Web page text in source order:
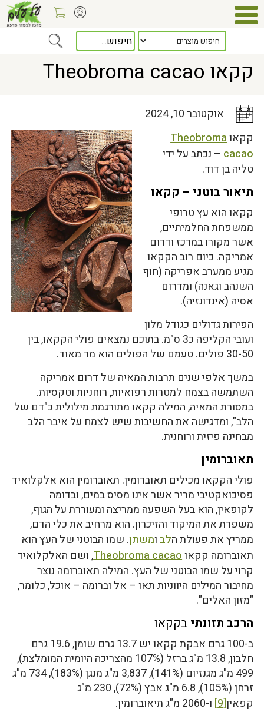
כלל המאמרים> קקאו Theobroma cacao
קקאו Theobroma cacao
אוקטובר 10, 2024
קקאוTheobroma
cacao– נכתב על ידי
טליה בן דוד.
תיאור בוטני – קקאו
קקאו הוא עץ טרופי
ממשפחת החלמיתיים,
אשר מקורו במרכז ודרום
אמריקה. כיום רוב הקקאו
מגיע ממערב אפריקה (חוף
השנהב וגאנה) ומדרום
אסיה (אינדונזיה).
הפירות גדולים כגודל מלון
ועובי הקליפה כ3 ס"מ. בתוכם נמצאים פולי הקקאו, בין
30-50 פולים. טעמם של הפולים הוא מר מאוד.
במשך אלפי שנים תרבות המאיה של דרום אמריקה
השתמשה בצמח למטרות רפואיות, רוחניות וטקסיות.
במסורת המאיה, המילה קקאו מתורגמת מילולית כ"דם של
הלב", ומדגישה את החשיבות שיש לצמח על איבר הלב
מבחינה פיזית ורוחנית.
תאוברומין
פולי הקקאו מכילים תאוברומין. תאוברומין הוא אלקלואיד
פסיכואקטיבי מריר אשר אינו מסיס במים, ובדומה
לקופאין, הוא בעל השפעה ממריצה ומעוררת על הגוף,
משפרת את המיקוד והזיכרון. הוא מרחיב את כלי הדם,
ממריץ את פעולת הלבומשתן. שמו הבוטני של העץ הוא
תאוברומה קקאוTheobroma cacao, ושם האלקלואיד
קרוי על שמו הבוטני של העץ. המילה תאוברומה נוצר
מחיבור המילים היווניות תאו – אל וברומה – אוכל, כלומר,
"מזון האלים".
הרכב תזונתי בקקאו
ב-100 גרם אבקת קקאו יש 13.7 גרם שומן, 19.6 גרם
חלבון, 13.8 מ"ג ברזל (107% מהצריכה היומית המומלצת),
499 מ"ג מגנזיום (141%), 3,837 מ"ג מנגן (183%), 734 מ"ג
זרחן (105%), 6.8 מ"ג אבץ (72%), 230 מ"ג
קפאין[9] ו-2060 מ"ג תיאוברומין.